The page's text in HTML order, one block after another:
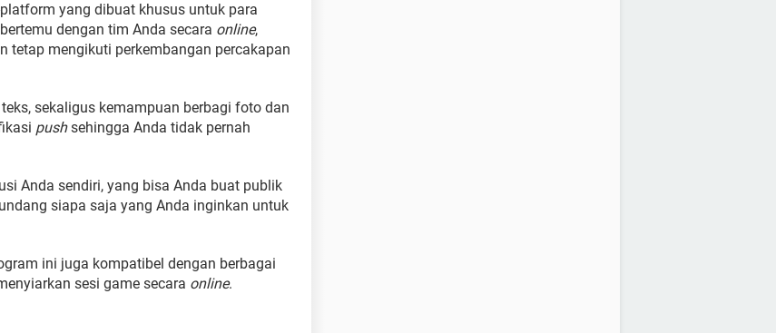
yang dibuat khusus untuk para
dengan tim Anda secara online,
tetap mengikuti perkembangan percakapan
sekaligus kemampuan berbagi foto dan
pushsehingga Anda tidak pernah
Anda sendiri, yang bisa Anda buat publik
siapa saja yang Anda inginkan untuk
ini juga kompatibel dengan berbagai
sesi game secara online.